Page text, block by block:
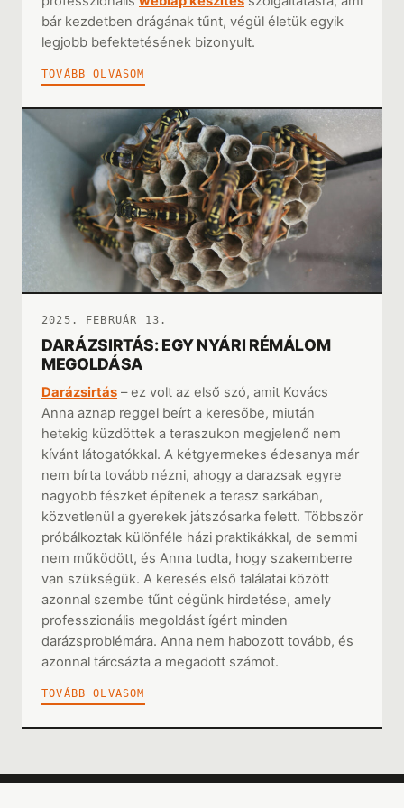
bár kezdetben drágának tűnt, végül életük egyik
legjobb befektetésének bizonyult.
TOVÁBB OLVASOM
2025. FEBRUÁR 13.
DARÁZSIRTÁS: EGY NYÁRI RÉMÁLOM
MEGOLDÁSA
Darázsirtás – ez volt az első szó, amit Kovács
Anna aznap reggel beírt a keresőbe, miután
hetekig küzdöttek a teraszukon megjelenő nem
kívánt látogatókkal. A kétgyermekes édesanya már
nem bírta tovább nézni, ahogy a darazsak egyre
nagyobb fészket építenek a terasz sarkában,
közvetlenül a gyerekek játszósarka felett. Többször
próbálkoztak különféle házi praktikákkal, de semmi
nem működött, és Anna tudta, hogy szakemberre
van szükségük. A keresés első találatai között
azonnal szembe tűnt cégünk hirdetése, amely
professzionális megoldást ígért minden
darázsproblémára. Anna nem habozott tovább, és
azonnal tárcsázta a megadott számot.
TOVÁBB OLVASOM